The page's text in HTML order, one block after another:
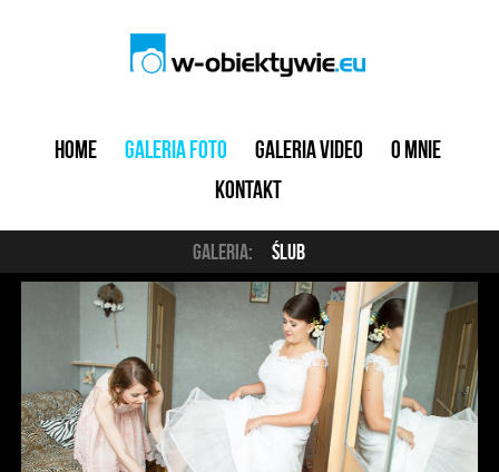
Home Galeria foto Galeria video
O mnie
Kontakt
Galeria: Ślub